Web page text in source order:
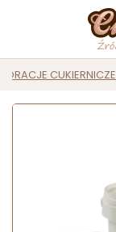
CUKIERNICZE